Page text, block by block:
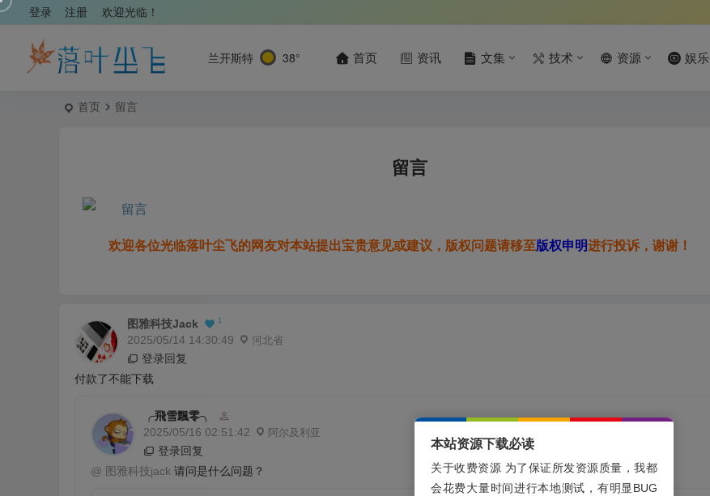
欢迎光临！
登录 注册
兰开斯特 38° 首页 资讯 文集 技术 资源 娱乐
首页 留言
留言
欢迎各位光临落叶尘飞的网友对本站提出宝贵意见或建议，版权问题请移至版权申明进行投诉，谢谢！
图雅科技jack 1
2025/05/14 14:30:49 河北省
登录回复
付款了不能下载
╭飛雪飄零╮
2025/05/16 02:51:42
阿尔及利亚
登录回复
@ 图雅科技jack 请问是什么问题？
本站资源下载必读
关于收费资源 为了保证所发资源质量，我都
会花费大量时间进行本地测试，有明显BUG